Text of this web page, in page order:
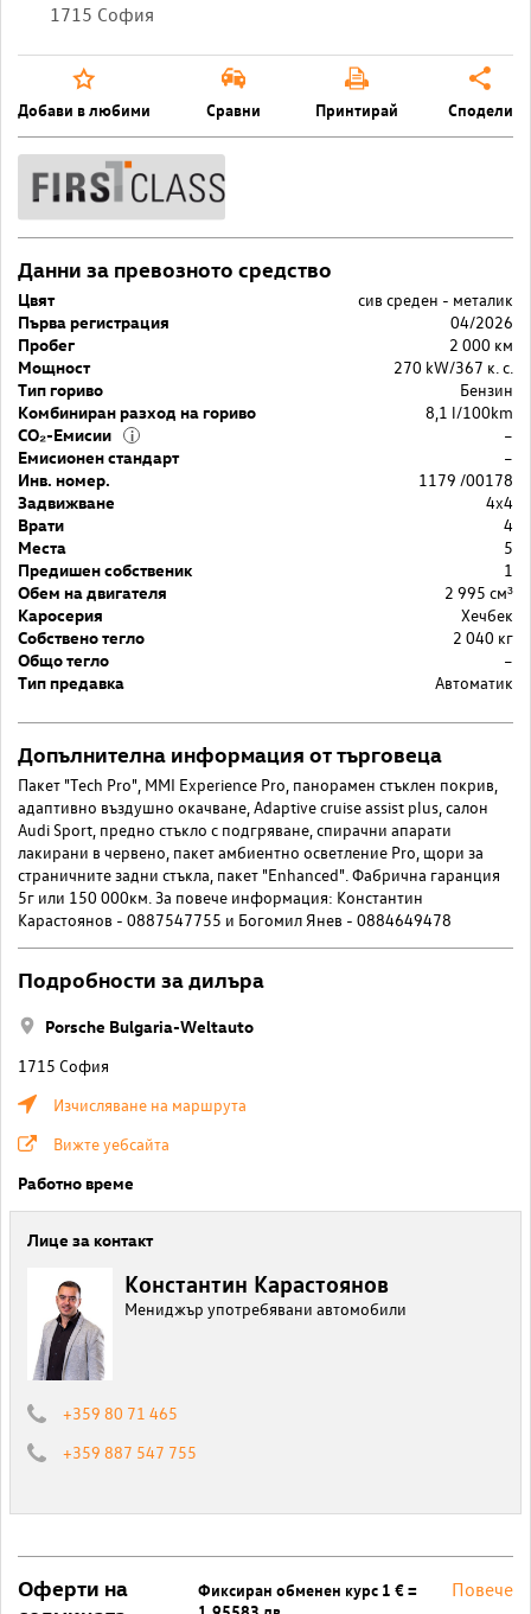
1715 София
Добави в любими Сравни Принтирай Сподели
Данни за превозното средство
Цвят
сив среден - металик
Първа регистрация
04/2026
Пробег
2 000 км
Мощност
270 kW/367 к. с.
Тип гориво
Бензин
Комбиниран разход на гориво
8,1 l/100km
CO₂-Емисии
i
–
Емисионен стандарт
–
Инв. номер.
1179 /00178
Задвижване
4x4
Врати
4
Места
5
Предишен собственик
1
Обем на двигателя
2 995 cм³
Каросерия
Хечбек
Собствено тегло
2 040 кг
Общо тегло
–
Тип предавка
Автоматик
Допълнителна информация от търговеца
Пакет "Tech Pro", MMI Experience Pro, панорамен стъклен покрив,
адаптивно въздушно окачване, Adaptive cruise assist plus, салон
Audi Sport, предно стъкло с подгряване, спирачни апарати
лакирани в червено, пакет амбиентно осветление Pro, щори за
страничните задни стъкла, пакет "Enhanced". Фабрична гаранция
5г или 150 000км. За повече информация: Константин
Карастоянов - 0887547755 и Богомил Янев - 0884649478
Подробности за дилъра
Porsche Bulgaria-Weltauto
1715 София
Изчисляване на маршрута
Вижте уебсайта
Работно време
Лице за контакт
Константин Карастоянов
Мениджър употребявани автомобили
+359 80 71 465
+359 887 547 755
Оферти на
Фиксиран обменен курс 1 € =
Повече